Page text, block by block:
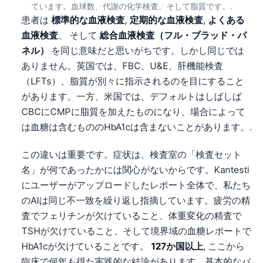
ています。血球数、代謝の化学検査、そして脂質です。.
患者は 標準的な血液検査, 定期的な血液検査, よくある
血液検査、 そして 総合血液検査（フル・ブラッド・パ
ネル）
を同じ意味だと思いがちです。しかし同じでは
ありません。英国では、FBC、U&E、肝機能検査
（LFTs）、脂質が別々に指示されるのを目にすること
があります。一方、米国では、デフォルトはしばしば
CBCにCMPに脂質を加えたものになり、場合によって
は血糖は含むもののHbA1cは含まないことがあります。.
この違いは重要です。症状は、検査室の「検査セット
名」が何であったかには関心がないからです。Kantesti
にユーザーがアップロードしたレポート全体で、私たち
のAIは同じ不一致を繰り返し指摘しています。疲労の精
査でフェリチンが欠けていること、体重変化の精査で
TSHが欠けていること、そして境界域の血糖レポートで
HbA1cが欠けていることです。 127か国以上, ここから